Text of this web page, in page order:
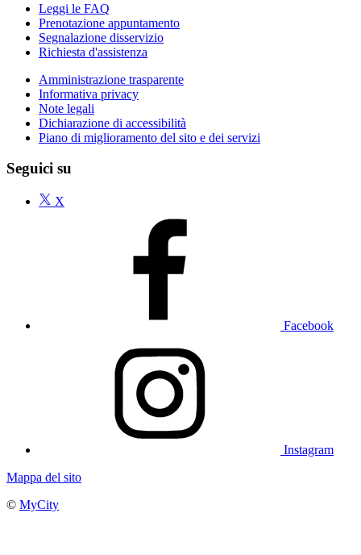
Leggi le FAQ
Prenotazione appuntamento
Segnalazione disservizio
Richiesta d'assistenza
Amministrazione trasparente
Informativa privacy
Note legali
Dichiarazione di accessibilità
Piano di miglioramento del sito e dei servizi
Seguici su
X
Facebook
Instagram
Mappa del sito
© MyCity